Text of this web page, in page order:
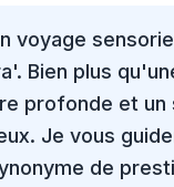
voyage
Bien plus
profonde et
. Je vous
de